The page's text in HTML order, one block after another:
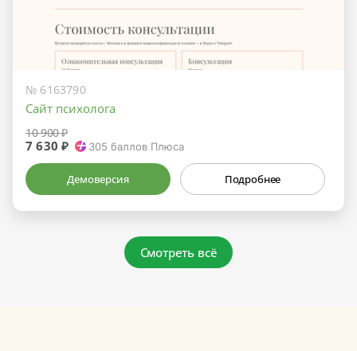
№ 6163790
Сайт психолога
10 900 ₽
7 630 ₽ 305 баллов Плюса
Демоверсия Подробнее
Смотреть всё